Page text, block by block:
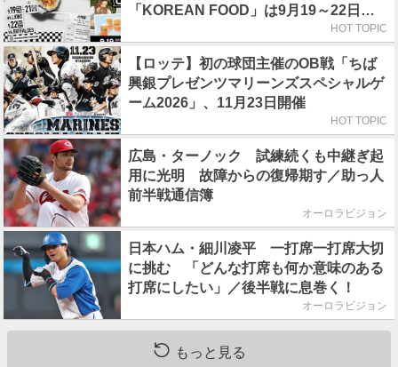
「KOREAN FOOD」は9月19～22日／
HOT TOPIC
【ロッテ】初の球団主催のOB戦「ちば
興銀プレゼンツマリーンズスペシャルゲ
ーム2026」、11月23日開催
HOT TOPIC
広島・ターノック 試練続くも中継ぎ起
用に光明 故障からの復帰期す／助っ人
前半戦通信簿
オーロラビジョン
日本ハム・細川凌平 一打席一打席大切
に挑む 「どんな打席も何か意味のある
打席にしたい」／後半戦に息巻く！
オーロラビジョン
もっと見る